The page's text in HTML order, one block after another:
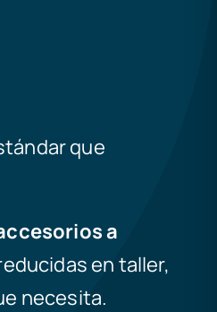
que
a
en taller,
necesita.